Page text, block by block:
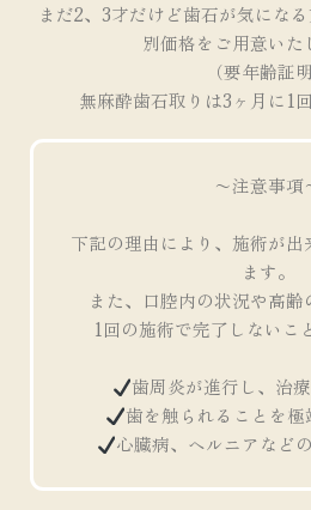
まだ2、3才だけど歯石が気にな
別価格をご用意いた
（要年齢証明
無麻酔歯石取りは3ヶ月に1
〜注意事項
下記の理由により、施術が出
ます。
また、口腔内の状況や高齢
1回の施術で完了しないこ
歯周炎が進行し、治
歯を触られることを
心臓病、ヘルニアなど